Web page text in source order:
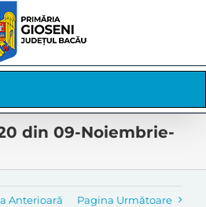
din 09-Noiembrie-
Anterioară Pagina Următoare